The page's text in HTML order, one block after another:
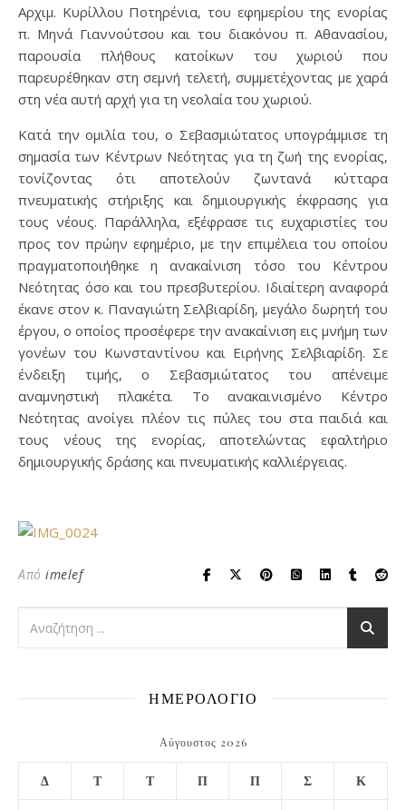
Αρχιμ. Κυρίλλου Ποτηρένια, του εφημερίου της ενορίας
π. Μηνά Γιαννούτσου και του διακόνου π. Αθανασίου,
παρουσία πλήθους κατοίκων του χωριού που
παρευρέθηκαν στη σεμνή τελετή, συμμετέχοντας με χαρά
στη νέα αυτή αρχή για τη νεολαία του χωριού.
Κατά την ομιλία του, ο Σεβασμιώτατος υπογράμμισε τη
σημασία των Κέντρων Νεότητας για τη ζωή της ενορίας,
τονίζοντας ότι αποτελούν ζωντανά κύτταρα
πνευματικής στήριξης και δημιουργικής έκφρασης για
τους νέους. Παράλληλα, εξέφρασε τις ευχαριστίες του
προς τον πρώην εφημέριο, με την επιμέλεια του οποίου
πραγματοποιήθηκε η ανακαίνιση τόσο του Κέντρου
Νεότητας όσο και του πρεσβυτερίου. Ιδιαίτερη αναφορά
έκανε στον κ. Παναγιώτη Σελβιαρίδη, μεγάλο δωρητή του
έργου, ο οποίος προσέφερε την ανακαίνιση εις μνήμη των
γονέων του Κωνσταντίνου και Ειρήνης Σελβιαρίδη. Σε
ένδειξη τιμής, ο Σεβασμιώτατος του απένειμε
αναμνηστική πλακέτα. Το ανακαινισμένο Κέντρο
Νεότητας ανοίγει πλέον τις πύλες του στα παιδιά και
τους νέους της ενορίας, αποτελώντας εφαλτήριο
δημιουργικής δράσης και πνευματικής καλλιέργειας.
Από imelef
ΗΜΕΡΟΛΟΓΙΟ
Αύγουστος 2026
Δ Τ Τ Π Π Σ Κ